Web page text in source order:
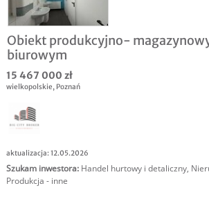
Obiekt produkcyjno-
biurowym
15 467 000 zł
wielkopolskie, Poznań
aktualizacja: 12.05.2026
Szukam inwestora: Handel hurtowy i detaliczny,
Produkcja - inne